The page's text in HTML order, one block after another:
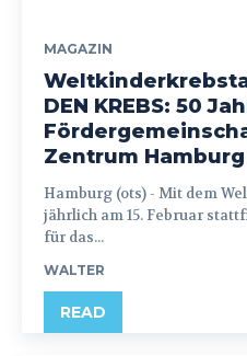
MAGAZIN
DEN KREBS: 50
Zentrum Hamburg
Hamburg (ots) - Mit dem Weltkinderkrebstag, der
jährlich am 15. Februar
für das...
WALTER
READ